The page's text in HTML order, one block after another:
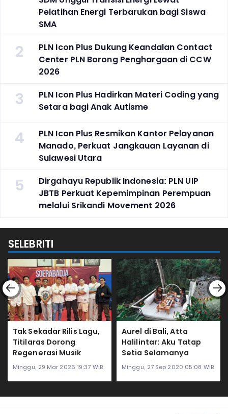
Pelatihan Energi Terbarukan bagi Siswa
SMA
2
PLN Icon Plus Dukung Keandalan Contact
Center PLN Borong Penghargaan di CCW
2026
3
PLN Icon Plus Hadirkan Materi Coding yang
Setara bagi Anak Autisme
4
PLN Icon Plus Resmikan Kantor Pelayanan
Manado, Perkuat Jangkauan Layanan di
Sulawesi Utara
5
Dirgahayu Republik Indonesia: PLN UIP
JBTB Perkuat Kepemimpinan Perempuan
melalui Srikandi Movement 2026
SELEBRITI
Tak Sekadar Rilis Lagu,
Titilaras Dorong
Regenerasi Musik
Lewat Lomba Band
Minggu, 29 Mar 2026 19:37 WIB
Aurel di Bali, Atta
Halilintar: Aku Tatap
Setia Selamanya
Sampai Kapanpun
Minggu, 27 Sep 2020 05:08 WIB